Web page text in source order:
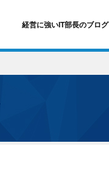
経営に強いIT部長のブログ